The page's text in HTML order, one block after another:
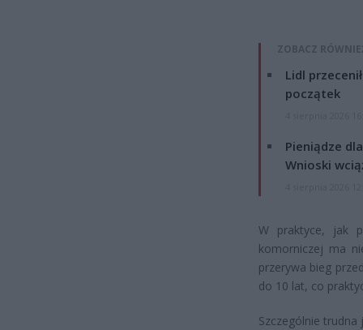
ZOBACZ
Lidl
początek
Pieniądze
Wnioski
W praktyce, jak
komorniczej ma
przerywa bieg
do 10 lat, co
Szczególnie trudna